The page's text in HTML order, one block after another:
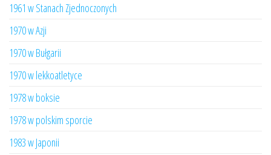
1961 w Stanach Zjednoczonych
1970 w Azji
1970 w Bułgarii
1970 w lekkoatletyce
1978 w boksie
1978 w polskim sporcie
1983 w Japonii